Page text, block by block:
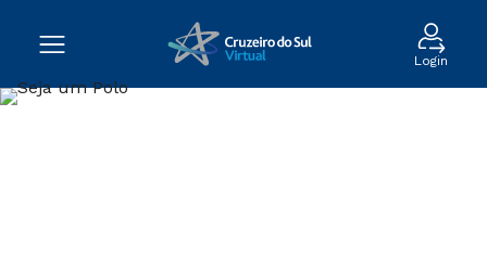
Login